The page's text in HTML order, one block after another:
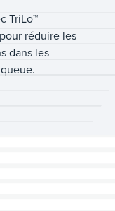
TriLo™
réduire les
dans les